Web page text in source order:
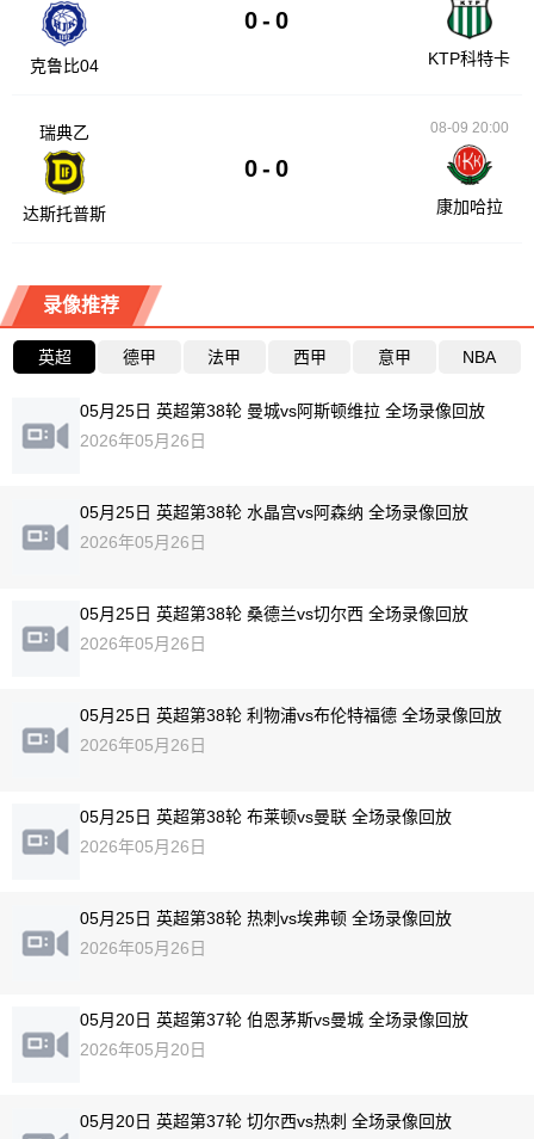
克鲁比04
0 - 0
KTP科特卡
瑞典乙
达斯托普斯
0 - 0
08-09 20:00
康加哈拉
录像推荐
英超 德甲 法甲 西甲 意甲 NBA
05月25日 英超第38轮 曼城vs阿斯顿维拉 全场录像回放
2026年05月26日
05月25日 英超第38轮 水晶宫vs阿森纳 全场录像回放
2026年05月26日
05月25日 英超第38轮 桑德兰vs切尔西 全场录像回放
2026年05月26日
05月25日 英超第38轮 利物浦vs布伦特福德 全场录像回放
2026年05月26日
05月25日 英超第38轮 布莱顿vs曼联 全场录像回放
2026年05月26日
05月25日 英超第38轮 热刺vs埃弗顿 全场录像回放
2026年05月26日
05月20日 英超第37轮 伯恩茅斯vs曼城 全场录像回放
2026年05月20日
05月20日 英超第37轮 切尔西vs热刺 全场录像回放